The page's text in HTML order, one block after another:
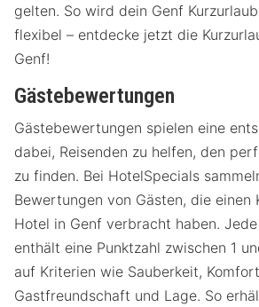
gelten. So wird dein Genf
flexibel – entdecke jetzt die
Genf!
Gästebewertungen
Gästebewertungen spielen eine
dabei, Reisenden zu helfen, den
zu finden. Bei HotelSpecials
Bewertungen von Gästen, die einen
Hotel in Genf verbracht haben.
enthält eine Punktzahl zwischen 1
auf Kriterien wie Sauberkeit,
Gastfreundschaft und Lage. So